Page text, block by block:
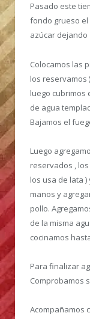
Pasado este
fondo grueso el
azúcar dejando
Colocamos las
los reservamos
luego cubrimos
de agua
Bajamos el
Luego
reservados ,
los usa de lata
manos y
pollo.
de la misma
cocinamos
Para finalizar
Comprobamos
Acompañamos